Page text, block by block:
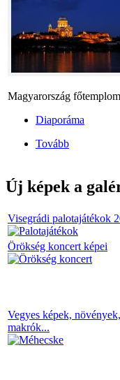
Magyarország
Diaporáma
Tovább
Új képek a
Visegrádi palotajátékok
Örökség koncert képei
Vegyes képek,
makrók...